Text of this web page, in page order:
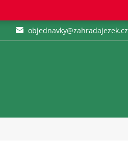
objednavky@zahradajezek.cz